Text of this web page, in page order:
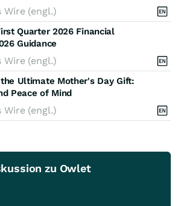
Wire (engl.)
Quarter 2026 Financial
Guidance
Wire (engl.)
Ultimate Mother's Day Gift:
Peace of Mind
Wire (engl.)
zu Owlet